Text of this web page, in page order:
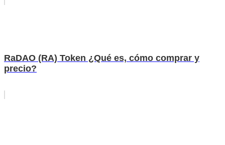
RaDAO (RA) Token ¿Qué es, cómo comprar y
precio?